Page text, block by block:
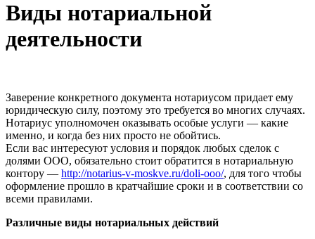
Виды нотариальной
деятельности
Заверение конкретного документа нотариусом придает ему
юридическую силу, поэтому это требуется во многих случаях.
Нотариус уполномочен оказывать особые услуги — какие
именно, и когда без них просто не обойтись.
Если вас интересуют условия и порядок любых сделок с
долями ООО, обязательно стоит обратится в нотариальную
контору — http://notarius-v-moskve.ru/doli-ooo/, для того чтобы
оформление прошло в кратчайшие сроки и в соответствии со
всеми правилами.
Различные виды нотариальных действий